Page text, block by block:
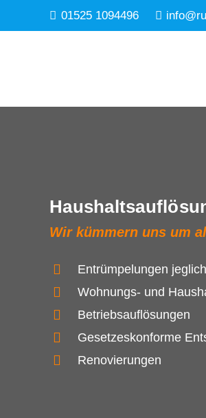
01525 1094496
Wir kümmern uns um
Entrümpelungen
Wohnungs- und
Betriebsauflösungen
Gesetzeskonforme
Renovierungen